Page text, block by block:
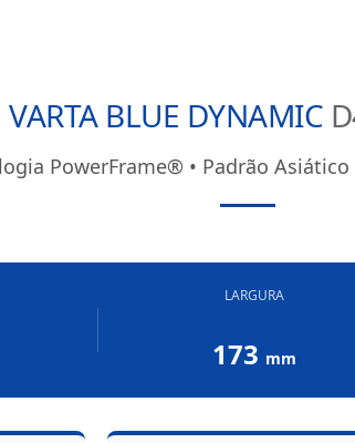
VARTA BLUE DYNAMIC
PowerFrame® • Padrão
LARGURA
173 mm